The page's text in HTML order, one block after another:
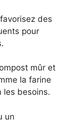
des
pour
mûr et
la farine
les besoins.
un